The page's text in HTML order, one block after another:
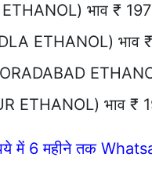
ETHANOL) भाव ₹
ETHANOL) भाव
ETHANOL) भाव ₹
में 6 महीने तक